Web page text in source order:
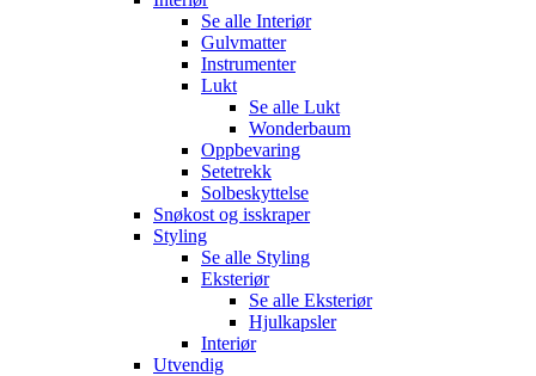
Se alle Interiør
Gulvmatter
Instrumenter
Lukt
Se alle Lukt
Wonderbaum
Oppbevaring
Setetrekk
Solbeskyttelse
Snøkost og isskraper
Styling
Se alle Styling
Eksteriør
Se alle Eksteriør
Hjulkapsler
Interiør
Utvendig